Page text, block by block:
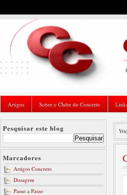
Artigos Sobre o Clube do Concreto
Pesquisar este blog
Marcadores
Artigos Concreto
Dosagem
Passo a Passo